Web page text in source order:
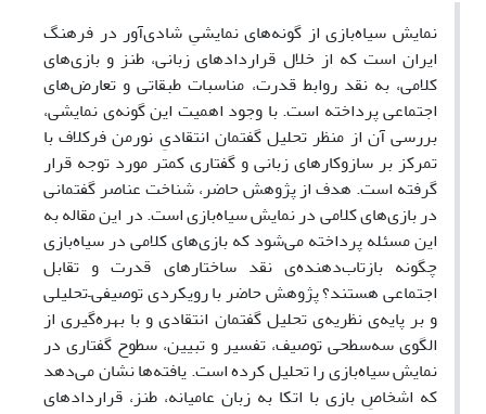
نمایش سیاه‌بازی از گونه‌های نمایشیِ شادی‌آور در فرهنگ
ایران است که از خلال قراردادهای زبانی، طنز و بازی‌های
کلامی، به نقد روابط قدرت، مناسبات طبقاتی و تعارض‌های
اجتماعی پرداخته است. با وجود اهمیت این گونه‌ی نمایشی،
بررسی آن از منظر تحلیل گفتمان انتقادیِ نورمن فرکلاف با
تمرکز بر سازوکارهای زبانی و گفتاری کمتر مورد توجه قرار
گرفته است. هدف از پژوهش حاضر، شناخت عناصر گفتمانی
در بازی‌های کلامی در نمایش سیاه‌بازی است. در این مقاله به
این مسئله پرداخته می‌شود که بازی‌های کلامی در سیاه‌بازی
چگونه بازتاب‌دهنده‌ی نقد ساختارهای قدرت و تقابل
اجتماعی هستند؟ پژوهش حاضر با رویکردی توصیفی–تحلیلی
و بر پایه‌ی نظریه‌ی تحلیل گفتمان انتقادی و با بهره‌گیری از
الگوی سه‌سطحی توصیف، تفسیر و تبیین، سطوح گفتاری در
نمایش سیاه‌بازی را تحلیل کرده است. یافته‌ها نشان می‌دهد
که اشخاصِ بازی با اتکا به زبان عامیانه، طنز، قراردادهای